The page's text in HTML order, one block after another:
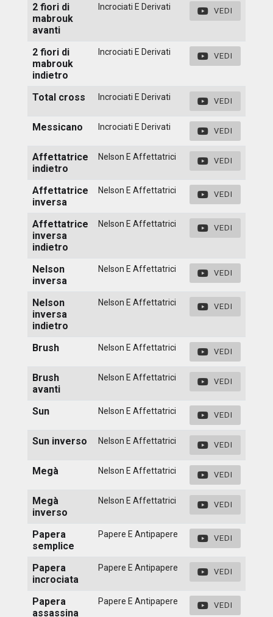
2 fiori di
mabrouk
avanti
Incrociati E Derivati VEDI
2 fiori di
mabrouk
indietro
Incrociati E Derivati VEDI
Total cross Incrociati E Derivati VEDI
Messicano Incrociati E Derivati VEDI
Affettatrice
indietro
Nelson E Affettatrici VEDI
Affettatrice
inversa
Nelson E Affettatrici VEDI
Affettatrice
inversa
indietro
Nelson E Affettatrici VEDI
Nelson
inversa
Nelson E Affettatrici VEDI
Nelson
inversa
indietro
Nelson E Affettatrici VEDI
Brush Nelson E Affettatrici VEDI
Brush
avanti
Nelson E Affettatrici VEDI
Sun Nelson E Affettatrici VEDI
Sun inverso Nelson E Affettatrici VEDI
Megà Nelson E Affettatrici VEDI
Megà
inverso
Nelson E Affettatrici VEDI
Papera
semplice
Papere E Antipapere VEDI
Papera
incrociata
Papere E Antipapere VEDI
Papera
assassina
Papere E Antipapere VEDI